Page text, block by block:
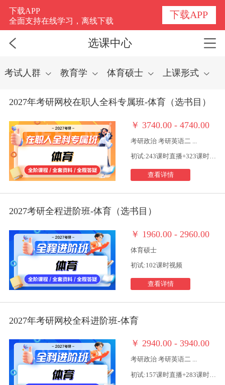
考试人群 教育学 体育硕士 上课形式
2027年考研网校在职人全科专属班-体育（选书目）
￥ 3740.00 - 4740.00
考研政治 考研英语二 ...
初试:243课时直播+323课时视频
查看详情
2027考研全程进阶班-体育（选书目）
￥ 1960.00 - 2960.00
体育硕士
初试:102课时视频
查看详情
2027年考研网校全科进阶班-体育
￥ 2940.00 - 3940.00
考研政治 考研英语二 ...
初试:157课时直播+283课时视频
下载APP
全面支持在线学习，离线下载
下载APP
选课中心